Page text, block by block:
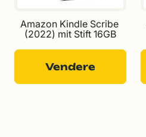
Amazon Kindle Scribe
(2022) mit Stift 16GB
Vendere